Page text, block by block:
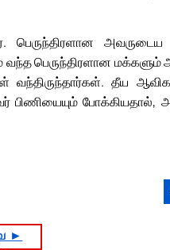
அவருடைய
வந்த பெருந்திரளான
தீய
போக்கியதால்,
►